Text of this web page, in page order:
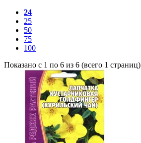
24
25
50
75
100
Показано с 1 по 6 из 6 (всего 1 страниц)